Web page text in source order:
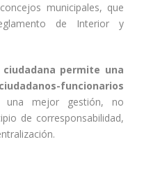
municipales, que
de Interior y
permite una
funcionarios
mejor gestión, no
de corresponsabilidad,